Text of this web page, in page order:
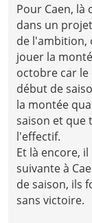
Pour Caen,
dans un
de l'ambition,
jouer la
octobre car le
début de
la montée
saison et que
l'effectif.
Et là encore,
suivante à
de saison, ils
sans victoire.